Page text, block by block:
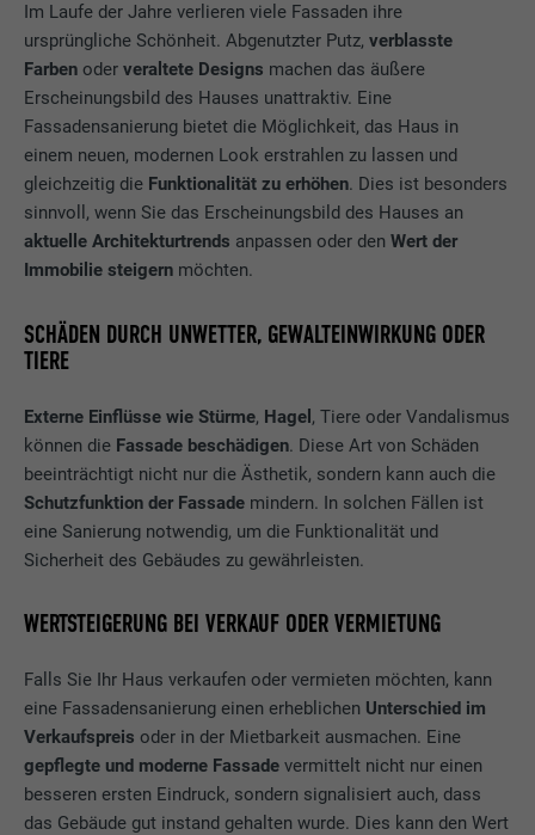
Im Laufe der Jahre verlieren viele Fassaden ihre
ursprüngliche Schönheit. Abgenutzter Putz,verblasste
Farben oderveraltete Designs machen das äußere
Erscheinungsbild des Hauses unattraktiv. Eine
Fassadensanierung bietet die Möglichkeit, das Haus in
einem neuen, modernen Look erstrahlen zu lassen und
gleichzeitig die Funktionalität zu erhöhen. Dies ist besonders
sinnvoll, wenn Sie das Erscheinungsbild des Hauses an
aktuelle Architekturtrends anpassen oder denWert der
Immobilie steigern möchten.
SCHÄDEN DURCH UNWETTER, GEWALTEINWIRKUNG ODER
TIERE
Externe Einflüsse wie Stürme, Hagel , Tiere oder Vandalismus
können die Fassade beschädigen. Diese Art von Schäden
beeinträchtigt nicht nur die Ästhetik, sondern kann auch die
Schutzfunktion der Fassade mindern. In solchen Fällen ist
eine Sanierung notwendig, um die Funktionalität und
Sicherheit des Gebäudes zu gewährleisten.
WERTSTEIGERUNG BEI VERKAUF ODER VERMIETUNG
Falls Sie Ihr Haus verkaufen oder vermieten möchten, kann
eine Fassadensanierung einen erheblichen Unterschied im
Verkaufspreis oder in der Mietbarkeit ausmachen. Eine
gepflegte und moderne Fassade vermittelt nicht nur einen
besseren ersten Eindruck, sondern signalisiert auch, dass
das Gebäude gut instand gehalten wurde. Dies kann den Wert